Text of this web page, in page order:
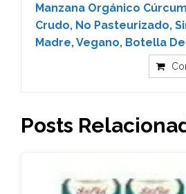
Manzana Orgánico
Crudo, No Pasteurizado,
Madre, Vegano, Botella
Posts